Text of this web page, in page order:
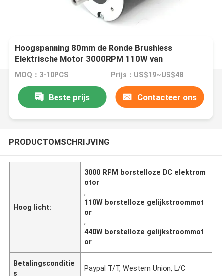
Hoogspanning 80mm de Ronde Brushless
Elektrische Motor 3000RPM 110W van
gelijkstroom - 440W met 120 Graad Elektrohoek
MOQ：3-10PCS Prijs：US$19~US$48
Beste prijs Contacteer ons
PRODUCTOMSCHRIJVING
Hoog licht:
3000 RPM borstelloze DC elektrom
otor
,
110W borstelloze gelijkstroommot
or
,
440W borstelloze gelijkstroommot
or
Betalingsconditie
s
Paypal T/T, Western Union, L/C